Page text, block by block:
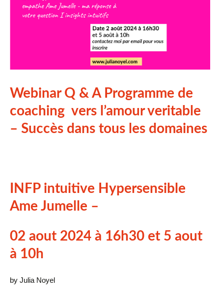
Webinar Q & A Programme de
coaching vers l’amour veritable
– Succès dans tous les domaines
INFP intuitive Hypersensible
Ame Jumelle –
02 aout 2024 à 16h30 et 5 aout
à 10h
by Julia Noyel